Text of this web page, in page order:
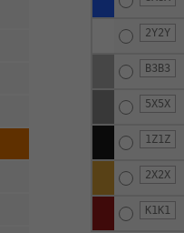
2Y2Y
B3B3
5X5X
1Z1Z
2X2X
K1K1